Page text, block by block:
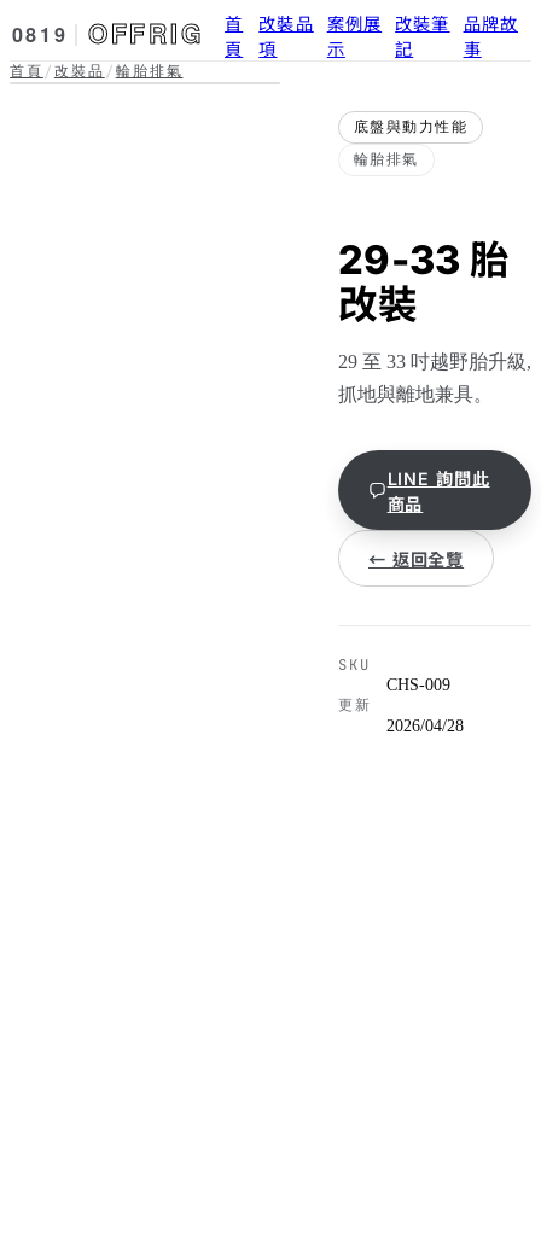
0819 OFFRIG
首
頁
改裝品
項
案例展
示
改裝筆
記
品牌故
事
首頁 /改裝品 /輪胎排氣
底盤與動力性能
輪胎排氣
29-33 胎
改裝
29 至 33 吋越野胎升級,
抓地與離地兼具。
LINE 詢問此
商品
← 返回全覽
SKU
CHS-009
更新
2026/04/28